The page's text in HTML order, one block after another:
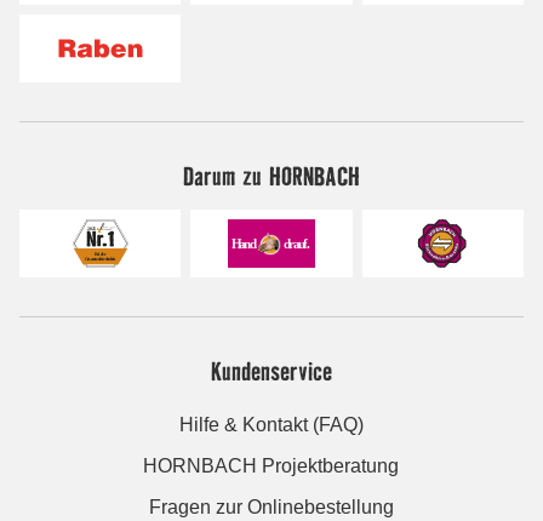
Darum zu HORNBACH
Kundenservice
Hilfe & Kontakt (FAQ)
HORNBACH Projektberatung
Fragen zur Onlinebestellung